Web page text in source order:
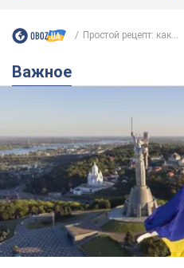
Простой рецепт: как...
Важное